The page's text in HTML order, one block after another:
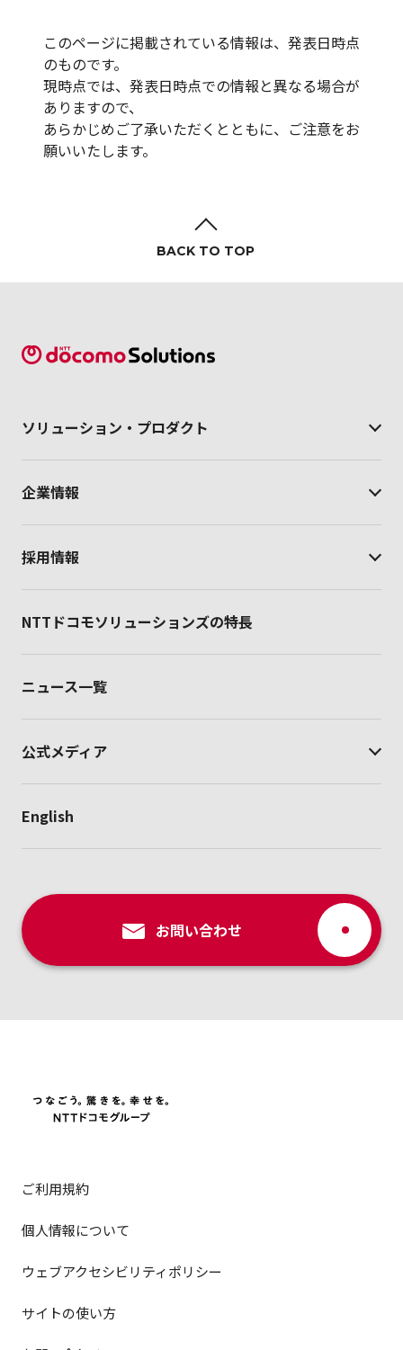
このページに掲載されている情報は、発表日時点
のものです。
現時点では、発表日時点での情報と異なる場合が
ありますので、
あらかじめご了承いただくとともに、ご注意をお
願いいたします。
BACK TO TOP
ソリューション・ プロダクト
企業情報
採用情報
NTTドコモソリューションズの特長
ニュース一覧
公式メディア
English
お問い合わせ
ご利用規約
個人情報について
ウェブアクセシビリティポリシー
サイトの使い方